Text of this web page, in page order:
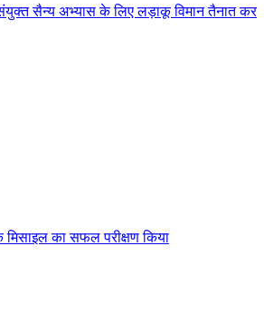
सैन्य अभ्यास के लिए लड़ाकू विमान तैनात कर
का सफल परीक्षण किया